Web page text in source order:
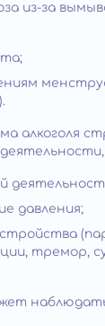
из-за
алкоголя
давления;
тремор,